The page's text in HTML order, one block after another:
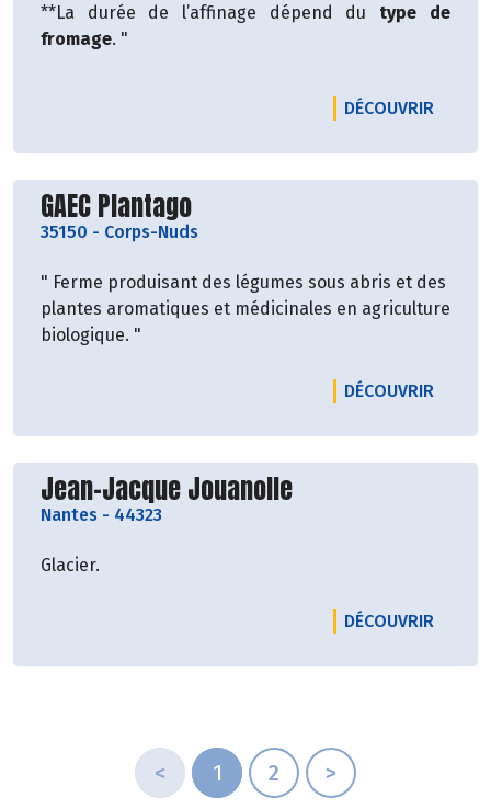
**La durée de l’affinage dépend du type de
fromage. "
DÉCOUVRIR
Découvrir le producteur
GAEC Plantago
35150 - Corps-Nuds
" Ferme produisant des légumes sous abris et des
plantes aromatiques et médicinales en agriculture
biologique. "
DÉCOUVRIR
Découvrir le producteur
Jean-Jacque Jouanolle
Nantes - 44323
Glacier.
DÉCOUVRIR
< 1 2 >